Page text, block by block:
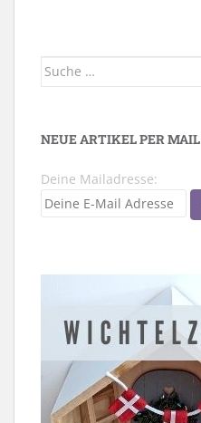
Suche
NEUE ARTIKEL PER MAIL
Deine Mailadresse: